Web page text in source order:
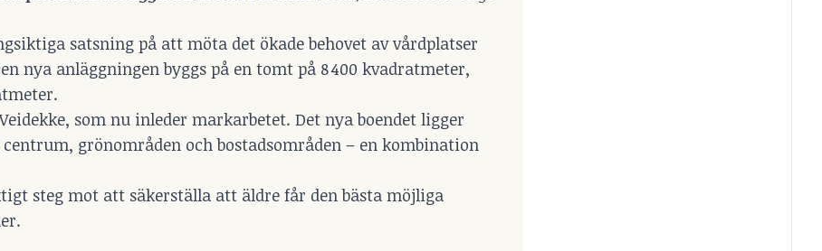
satsning på att möta det ökade behovet av vårdplatser
nya anläggningen byggs på en tomt på 8 400 kvadratmeter,
som nu inleder markarbetet. Det nya boendet ligger
grönområden och bostadsområden – en kombination
steg mot att säkerställa att äldre får den bästa möjliga